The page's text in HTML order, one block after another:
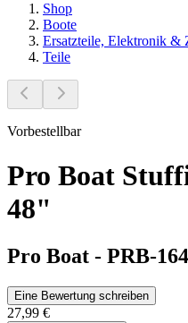
Shop
Boote
Ersatzteile, Elektronik &
Teile
Vorbestellbar
Pro Boat
48"
Pro Boat - PRB-
Eine Bewertung schreiben
27,99 €